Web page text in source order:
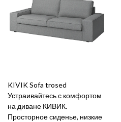
KIVIK Sofa trosed
Устраивайтесь с комфортом
на диване КИВИК.
Просторное сиденье, низкие